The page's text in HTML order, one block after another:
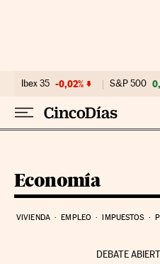
Ibex 35 -0,02% S&P 500
Economía
VIVIENDA EMPLEO IMPUESTOS
DEBATE